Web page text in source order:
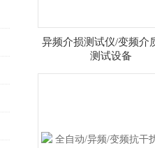
异频介损测试仪/变频介
测试设备